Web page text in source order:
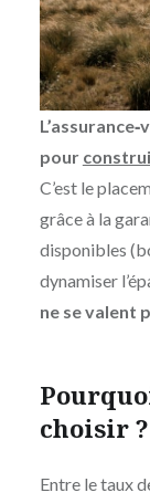
pour
C’est le
grâce à la
disponibles
dynamiser
ne se valent
choisir ?
Entre le taux